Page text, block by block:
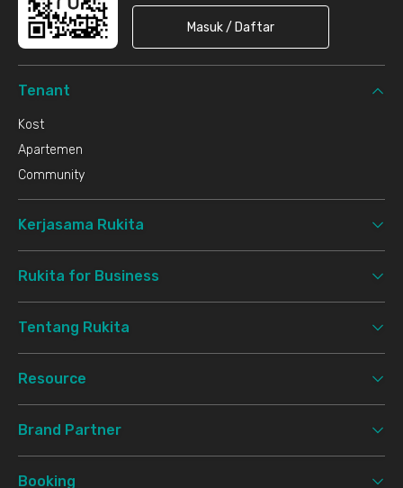
Masuk / Daftar
Tenant
Kost
Apartemen
Community
Kerjasama Rukita
Rukita for Business
Tentang Rukita
Resource
Brand Partner
Booking